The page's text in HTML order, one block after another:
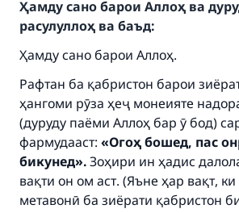
Ҳамду сано барои Аллоҳ ва
расулуллоҳ ва баъд:
Ҳамду сано барои Аллоҳ.
Рафтан ба қабристон барои
ҳангоми рӯза ҳеҷ монеияте
(дуруду паёми Аллоҳ бар ӯ бод)
фармудааст: «Огоҳ бошед, пас
бикунед».Зоҳири ин ҳадис
вақти он ом аст. (Яъне ҳар вақт,
метавонӣ ба зиёрати қабристон